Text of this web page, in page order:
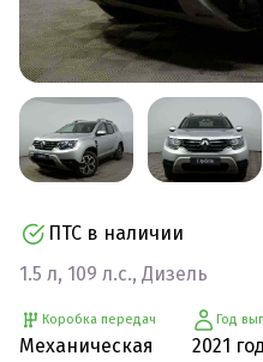
ПТС в наличии
1.5 л, 109 л.с., Дизель
Коробка передач
Механическая
Год
2021